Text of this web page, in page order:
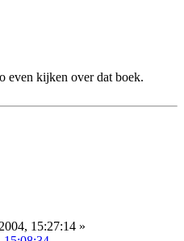
even kijken over dat boek.
15:27:14 »